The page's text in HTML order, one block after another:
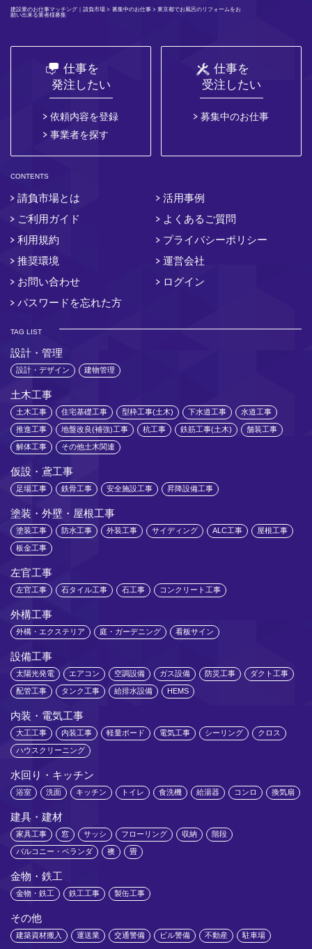
建設業のお仕事マッチング｜請負市場 > 募集中のお仕事> 東京都でお風呂のリフォームをお
願い出来る業者様募集
仕事を
発注したい
依頼内容を登録
事業者を探す
仕事を
受注したい
募集中のお仕事
CONTENTS
請負市場とは
活用事例
ご利用ガイド
よくあるご質問
利用規約
プライバシーポリシー
推奨環境
運営会社
お問い合わせ
ログイン
パスワードを忘れた方
TAG LIST
設計・管理
設計・デザイン 建物管理
土木工事
土木工事 住宅基礎工事 型枠工事(土木) 下水道工事 水道工事
推進工事 地盤改良(補強)工事 杭工事 鉄筋工事(土木) 舗装工事
解体工事 その他土木関連
仮設・鳶工事
足場工事 鉄骨工事 安全施設工事 昇降設備工事
塗装・外壁・屋根工事
塗装工事 防水工事 外装工事 サイディング ALC工事 屋根工事
板金工事
左官工事
左官工事 石タイル工事 石工事 コンクリート工事
外構工事
外構・エクステリア 庭・ガーデニング 看板サイン
設備工事
太陽光発電 エアコン 空調設備 ガス設備 防災工事 ダクト工事
配管工事 タンク工事 給排水設備 HEMS
内装・電気工事
大工工事 内装工事 軽量ボード 電気工事 シーリング クロス
ハウスクリーニング
水回り・キッチン
浴室 洗面 キッチン トイレ 食洗機 給湯器 コンロ 換気扇
建具・建材
家具工事 窓 サッシ フローリング 収納 階段
バルコニー・ベランダ 襖 畳
金物・鉄工
金物・鉄工 鉄工工事 製缶工事
その他
建築資材搬入 運送業 交通警備 ビル警備 不動産 駐車場